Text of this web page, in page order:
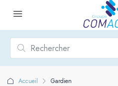
Accueil Gardien